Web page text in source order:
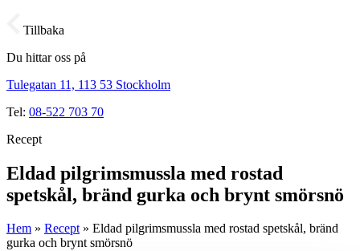
Tillbaka
Du hittar oss på
Tulegatan 11, 113 53 Stockholm
Tel: 08-522 703 70
Recept
Eldad pilgrimsmussla med rostad
spetskål, bränd gurka och brynt smörsnö
Hem » Recept» Eldad pilgrimsmussla med rostad spetskål, bränd
gurka och brynt smörsnö